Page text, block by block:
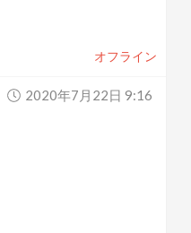
オフライン
2020年7月22日 9:16